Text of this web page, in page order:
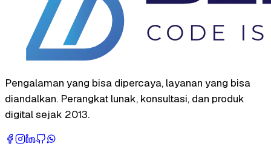
Pengalaman yang bisa dipercaya, layanan yang bisa
diandalkan. Perangkat lunak, konsultasi, dan produk
digital sejak 2013.